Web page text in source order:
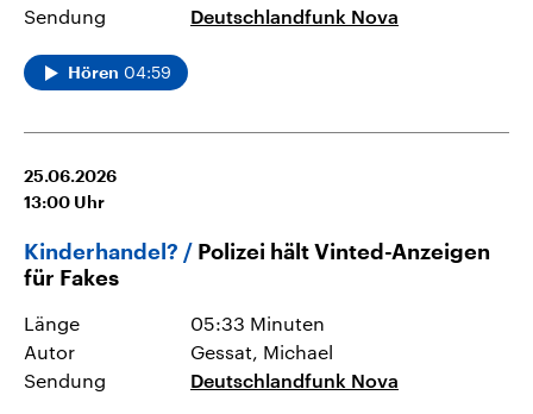
Sendung
Deutschlandfunk Nova
Hören 04:59
25.06.2026
13:00 Uhr
Kinderhandel?
Polizei hält Vinted-Anzeigen
für Fakes
Länge
05:33 Minuten
Autor
Gessat, Michael
Sendung
Deutschlandfunk Nova